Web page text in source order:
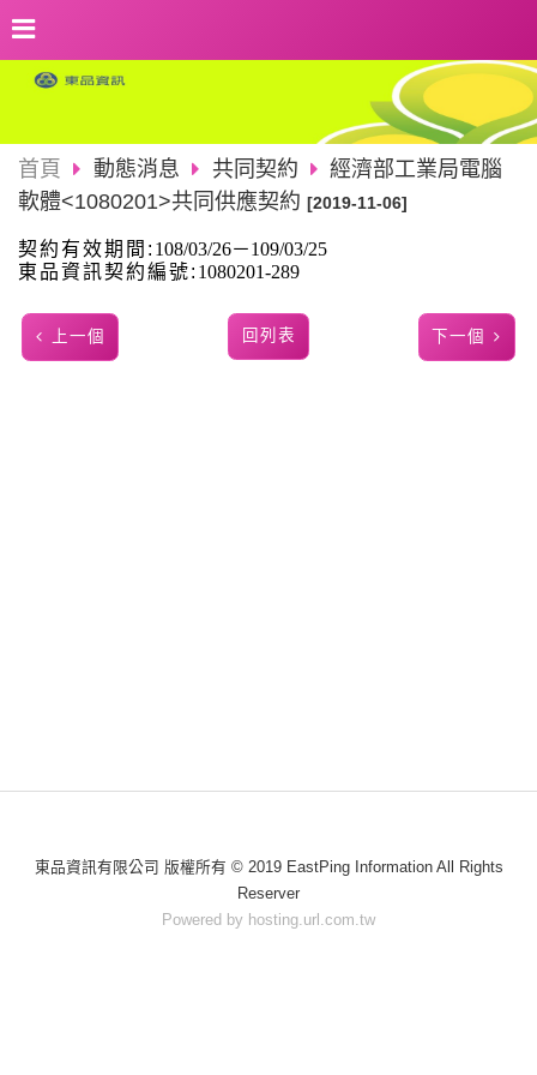
首頁 動態消息 共同契約
經濟部工業局電腦
軟體<1080201>共同供應契約 [2019-11-06]
契約有效期間: 108/03/26－109/03/25
東品資訊契約編號: 1080201-289
上一個 回列表 下一個
東品資訊有限公司 版權所有 © 2019 EastPing Information All Rights
Reserver
Powered by hosting.url.com.tw